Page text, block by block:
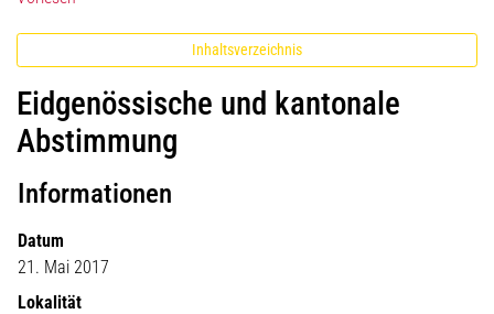
Inhaltsverzeichnis
Eidgenössische und kantonale
Abstimmung
Informationen
Datum
21. Mai 2017
Lokalität